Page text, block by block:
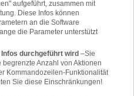
aufgeführt, zusammen mit
Diese Infos können
an die Software
die Parameter unterstützt
durchgeführt wird –Sie
Anzahl von Aktionen
Kommandozeilen-Funktionalität
Sie diese Einschränkungen!